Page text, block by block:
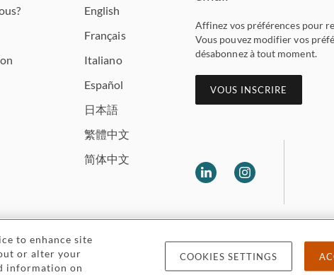
English
Français
Italiano
Español
日本語
繁體中文
简体中文
Affinez vos préférences pour
Vous pouvez modifier vos
désabonnez à tout moment.
VOUS INSCRIRE
and service information Cookies and privacy Accessibility
to enhance site
or alter your
information on
COOKIES SETTINGS